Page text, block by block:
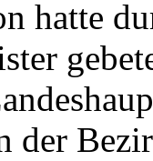
hatte
der